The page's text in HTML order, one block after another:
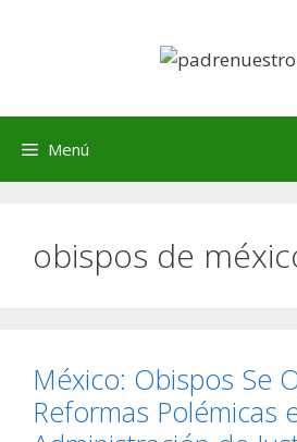
Menú
obispos de
México: Obispos Se
Reformas Polémicas